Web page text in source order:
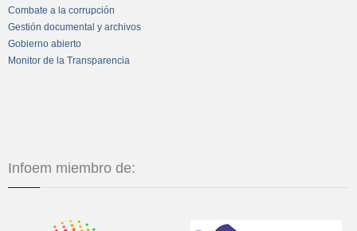
Combate a la corrupción
Gestión documental y archivos
Gobierno abierto
Monitor de la Transparencia
Infoem miembro de: